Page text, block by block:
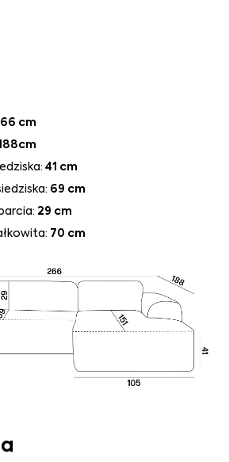
cm
41 cm
69 cm
29 cm
70 cm